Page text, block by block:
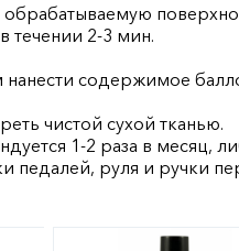
течении 2-3 мин.
содержимое
чистой сухой тканью.
1-2 раза в месяц,
педалей, руля и ручки